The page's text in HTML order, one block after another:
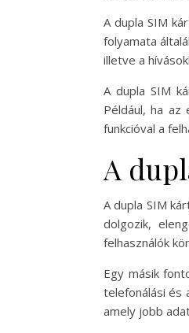
A dupla SIM
folyamata
illetve a
A dupla SIM
Például, ha az
funkcióval a
A
A dupla SIM
dolgozik,
felhasználók
Egy másik
telefonálási és
amely jobb